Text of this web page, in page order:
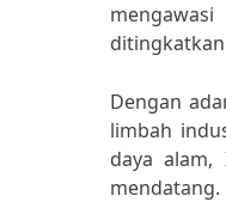
Dengan
limbah
daya